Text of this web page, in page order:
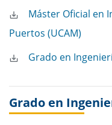
Máster Oficial en
Puertos (UCAM)
Grado en
Grado en